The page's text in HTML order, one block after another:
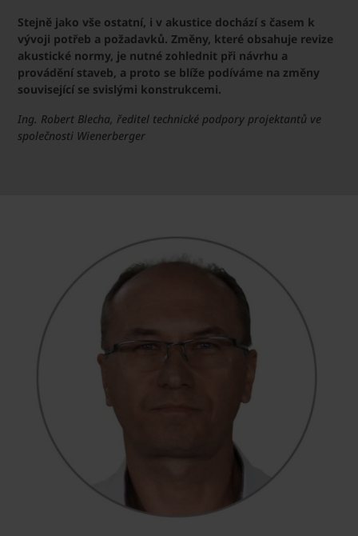
Stejně jako vše ostatní, i v akustice dochází s časem k
vývoji potřeb a požadavků. Změny, které obsahuje revize
akustické normy, je nutné zohlednit při návrhu a
provádění staveb, a proto se blíže podíváme na změny
související se svislými konstrukcemi.
Ing. Robert Blecha, ředitel technické podpory projektantů ve
společnosti Wienerberger